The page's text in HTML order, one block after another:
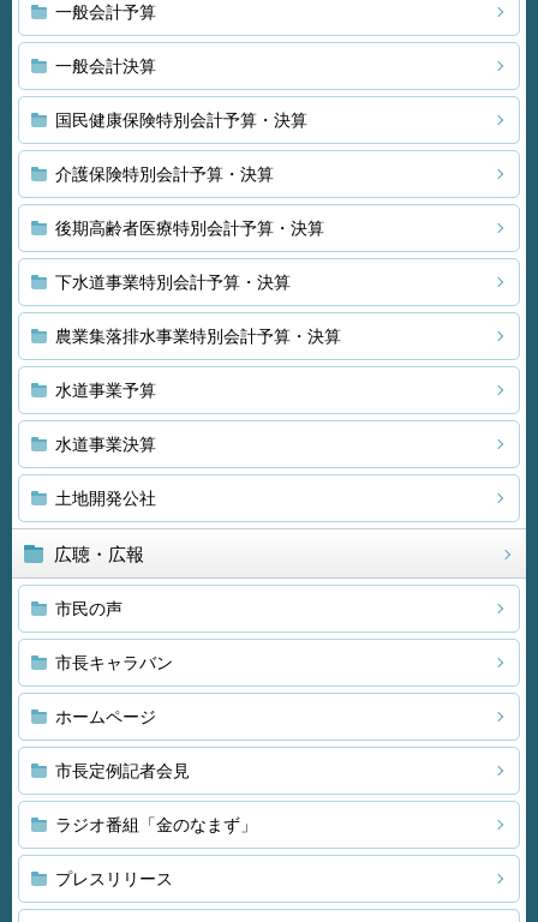
一般会計予算
一般会計決算
国民健康保険特別会計予算・決算
介護保険特別会計予算・決算
後期高齢者医療特別会計予算・決算
下水道事業特別会計予算・決算
農業集落排水事業特別会計予算・決算
水道事業予算
水道事業決算
土地開発公社
広聴・広報
市民の声
市長キャラバン
ホームページ
市長定例記者会見
ラジオ番組「金のなまず」
プレスリリース